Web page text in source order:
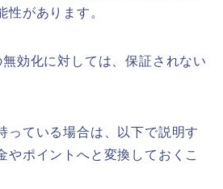
性があります。
効化に対しては、保証されない
っている場合は、以下で説明す
やポイントへと変換しておくこ